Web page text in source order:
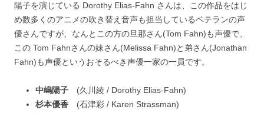
陽子を演じている Dorothy Elias-Fahn さんは、この作品をはじ
め数多くのアニメの吹き替え音声も担当しているベテランの声
優さんですが、なんとこの方の旦那さん(Tom Fahn)も声優で、
この Tom Fahnさんの妹さん(Melissa Fahn)と弟さん(Jonathan
Fahn)も声優というおそるべき声優一家の一員です。
中嶋陽子 (久川綾 / Dorothy Elias-Fahn)
杉本優香 (石津彩 / Karen Strassman)